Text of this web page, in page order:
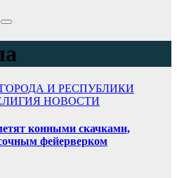
И РЕСПУБЛИКИ
НОВОСТИ
конными скачками,
фейерверком